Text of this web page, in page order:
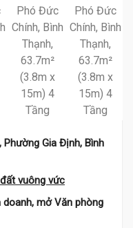
Gia Định, Bình
vuông vức
mở Văn phòng